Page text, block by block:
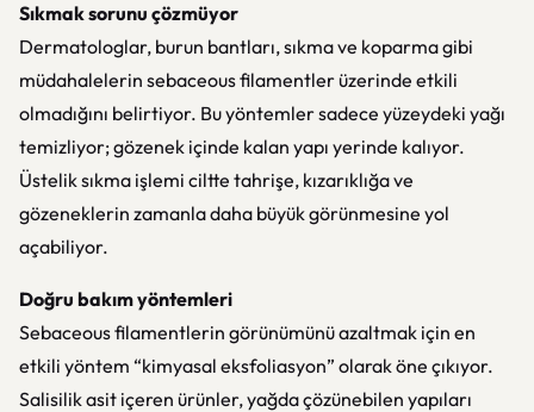
Sıkmak sorunu çözmüyor
Dermatologlar, burun bantları, sıkma ve koparma gibi
müdahalelerin sebaceous filamentler üzerinde etkili
olmadığını belirtiyor. Bu yöntemler sadece yüzeydeki yağı
temizliyor; gözenek içinde kalan yapı yerinde kalıyor.
Üstelik sıkma işlemi ciltte tahrişe, kızarıklığa ve
gözeneklerin zamanla daha büyük görünmesine yol
açabiliyor.
Doğru bakım yöntemleri
Sebaceous filamentlerin görünümünü azaltmak için en
etkili yöntem “kimyasal eksfoliasyon” olarak öne çıkıyor.
Salisilik asit içeren ürünler, yağda çözünebilen yapıları